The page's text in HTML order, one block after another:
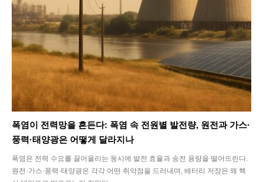
Climate
폭염이 전력망을 흔든다: 폭염 속 전원별 발전량, 원전과 가스·
풍력·태양광은 어떻게 달라지나
폭염은 전력 수요를 끌어올리는 동시에 발전 효율과 송전 용량을 떨어뜨린다.
원전·가스·풍력·태양광은 각각 어떤 취약점을 드러내며, 배터리 저장은 왜 핵